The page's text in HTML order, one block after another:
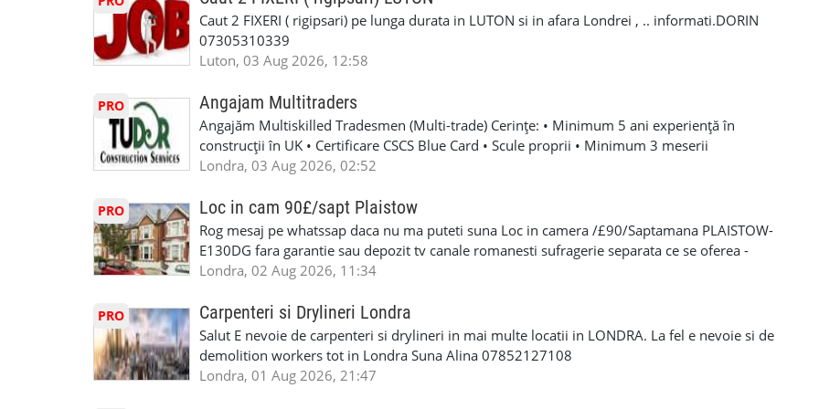
Caut 2 FIXERI ( rigipsari) pe lunga durata in LUTON si in afara Londrei , .. informati.DORIN
07305310339
Luton, 03 Aug 2026, 12:58
PRO Angajam Multitraders
Angajăm Multiskilled Tradesmen (Multi-trade) Cerințe: • Minimum 5 ani experiență în
construcții în UK • Certificare CSCS Blue Card • Scule proprii • Minimum 3 meserii
specializate (căutăm multitraderi) – experiență solidă în mai multe domenii din construcții •
interioare • Permis de conducere categoria B valabil • Mijloc de transport propriu
(reprezintă un avantaj important) Se oferă: • Salariu atractiv, în funcție de experiență și
performanță • £200 – £250 pe zi • Diurnă / plată transport • Suport tehnic continuu și
posibilități reale de avansare • Traininguri și cursuri de calificare • Mediu de lucru stabil cu
oră pauză de masă) • Posibilitate de lucru suplimentar în weekend (opțional)
Londra, 03 Aug 2026, 02:52
PRO Loc in cam 90£/sapt Plaistow
Rog mesaj pe whatssap daca nu ma puteti suna Loc in camera /£90/Saptamana PLAISTOW-
E130DG fara garantie sau depozit tv canale romanesti sufragerie separata ce se oferea -
fiecare pat beneficiaza de dulap separat -fiecare camera beneficiaza de frigider separat -wi-fi
saptaminal fara garantie sau avans/plata saptaminala , (nu se face cazare/plateste mai putin
de 1/sapt) -tel- 07440366084
Londra, 02 Aug 2026, 11:34
PRO Carpenteri si Drylineri Londra
Salut E nevoie de carpenteri si drylineri in mai multe locatii in LONDRA. La fel e nevoie si de
demolition workers tot in Londra Suna Alina 07852127108
Londra, 01 Aug 2026, 21:47